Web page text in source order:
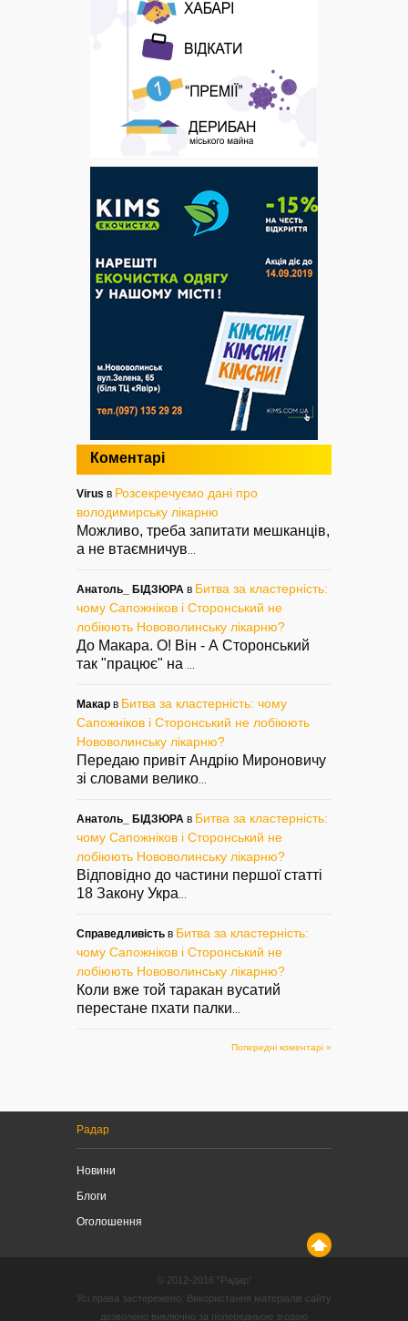
Коментарі
Virus в Розсекречуємо дані про
володимирську лікарню
Можливо, треба запитати мешканців,
а не втаємничув
Анатоль_ БІДЗЮРА в Битва за кластерність:
чому Сапожніков і Сторонський не
лобіюють Нововолинську лікарню?
До Макара. О! Він - А Сторонський
так "працює" на
Макар в Битва за кластерність: чому
Сапожніков і Сторонський не лобіюють
Нововолинську лікарню?
Передаю привіт Андрію Мироновичу
зі словами велико
Анатоль_ БІДЗЮРА в Битва за кластерність:
чому Сапожніков і Сторонський не
лобіюють Нововолинську лікарню?
Відповідно до частини першої статті
18 Закону Укра
Справедливість в Битва за кластерність:
чому Сапожніков і Сторонський не
лобіюють Нововолинську лікарню?
Коли вже той таракан вусатий
перестане пхати палки
Попередні коментарі »
Радар
Новини
Блоги
Оголошення
© 2012-2016 “Радар”
Усі права застережено. Використання матеріалів сайту
дозволено виключно за попередньою згодою